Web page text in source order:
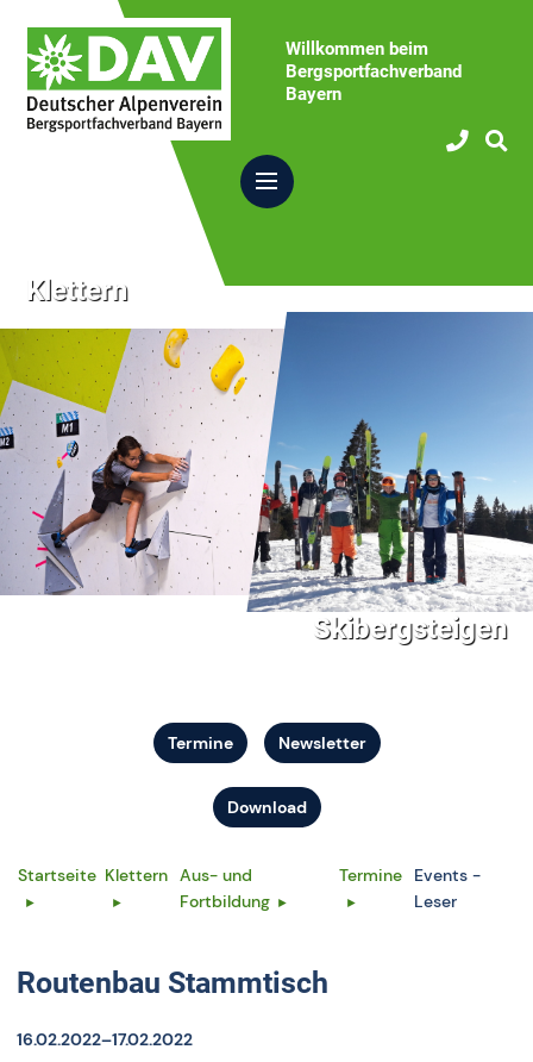
Willkommen beim
Bergsportfachverband
Bayern
Klettern
Skibergsteigen
Termine Newsletter
Download
Startseite Klettern Aus- und
Fortbildung
Termine
Events -
Leser
Routenbau Stammtisch
16.02.2022–17.02.2022